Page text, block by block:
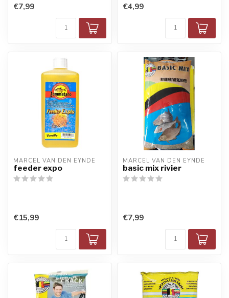
€7,99 €4,99
MARCEL VAN DEN EYNDE
feeder expo
€15,99
MARCEL VAN DEN EYNDE
basic mix rivier
€7,99